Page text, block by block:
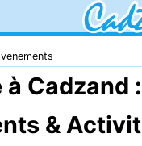
à Cadzand :
&